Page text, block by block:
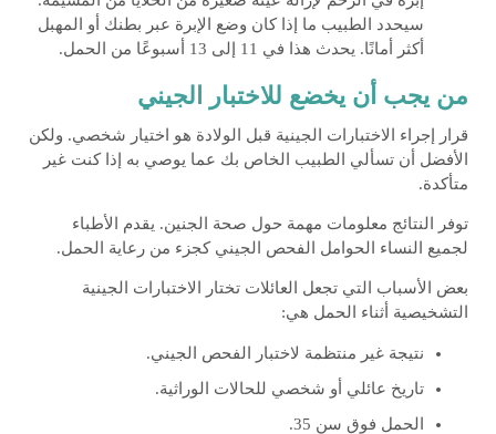
سيحدد الطبيب ما إذا كان وضع الإبرة عبر بطنك أو المهبل
أكثر أمانًا. يحدث هذا في 11 إلى 13 أسبوعًا من الحمل.
من يجب أن يخضع للاختبار الجيني
قرار إجراء الاختبارات الجينية قبل الولادة هو اختيار شخصي. ولكن
الأفضل أن تسألي الطبيب الخاص بك عما يوصي به إذا كنت غير
متأكدة.
توفر النتائج معلومات مهمة حول صحة الجنين. يقدم الأطباء
لجميع النساء الحوامل الفحص الجيني كجزء من رعاية الحمل.
بعض الأسباب التي تجعل العائلات تختار الاختبارات الجينية
التشخيصية أثناء الحمل هي:
نتيجة غير منتظمة لاختبار الفحص الجيني.
تاريخ عائلي أو شخصي للحالات الوراثية.
الحمل فوق سن 35.